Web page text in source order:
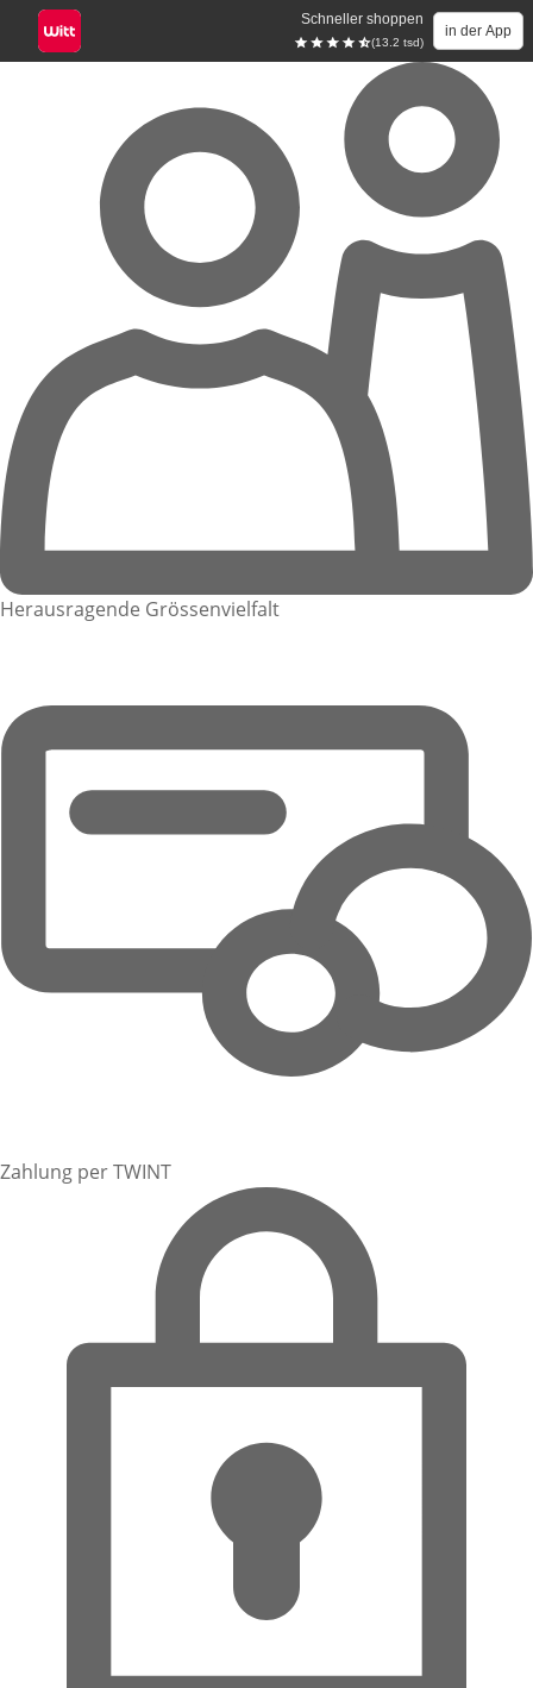
Schneller shoppen
(13.2 tsd)
in der App
Herausragende Grössenvielfalt
Zahlung per TWINT